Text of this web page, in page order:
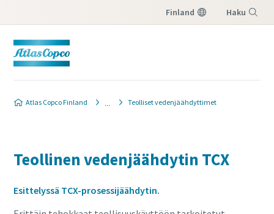
Finland Haku
Atlas Copco Finland Teolliset vedenjäähdyttimet
Teollinen vedenjäähdytin TCX
Esittelyssä TCX-prosessijäähdytin.